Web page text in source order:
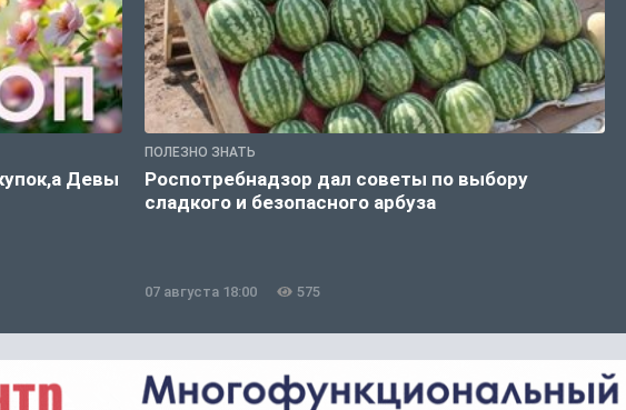
Девы
ПОЛЕЗНО ЗНАТЬ
Роспотребнадзор дал советы по выбору
сладкого и безопасного арбуза
07 августа 18:00 575